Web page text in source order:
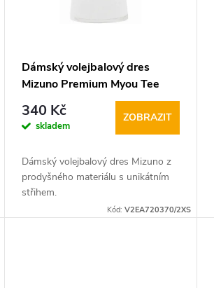
Dámský volejbalový dres
Mizuno Premium Myou Tee
bílo černý
340 Kč
skladem
ZOBRAZIT
Dámský volejbalový dres Mizuno z
prodyšného materiálu s unikátním
střihem.
Kód: V2EA720370/2XS